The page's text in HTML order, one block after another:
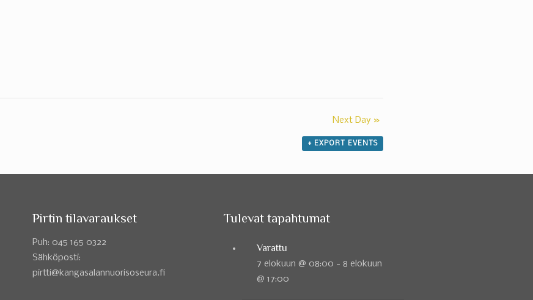
Next Day »
+ EXPORT EVENTS
Pirtin tilavaraukset
Puh: 045 165 0322
Sähköposti:
pirtti@kangasalannuorisoseura.fi
Tulevat tapahtumat
Varattu
7 elokuun @ 08:00 - 8 elokuun
@ 17:00